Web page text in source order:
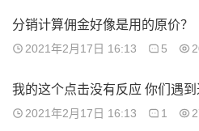
分销计算佣金好像是用的原价？
2021年2月17日 16:13 5
我的这个点击没有反应 你们遇到
2021年2月17日 16:13 1